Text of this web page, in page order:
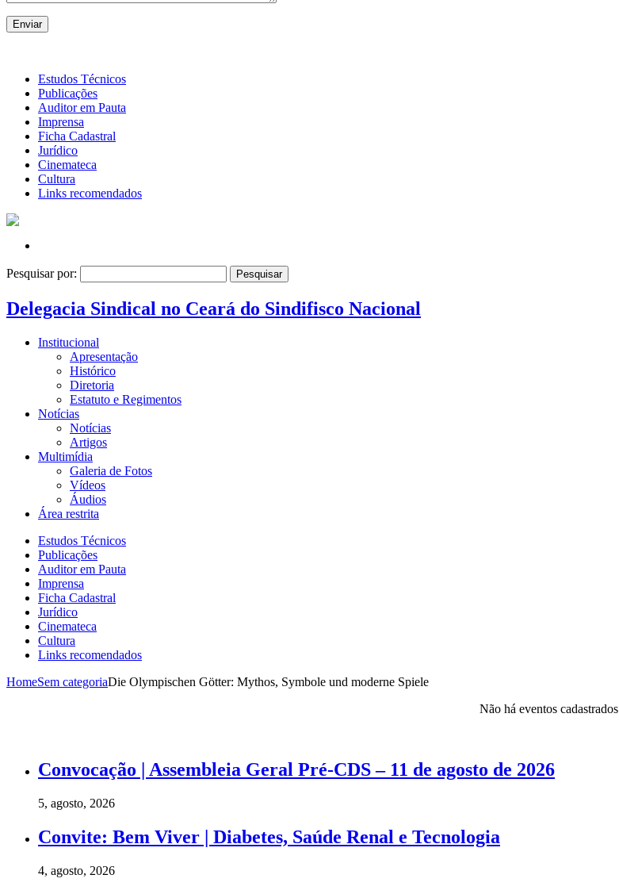
Estudos Técnicos
Publicações
Auditor em Pauta
Imprensa
Ficha Cadastral
Jurídico
Cinemateca
Cultura
Links recomendados
Pesquisar por:
Delegacia Sindical no Ceará do Sindifisco Nacional
Institucional
Apresentação
Histórico
Diretoria
Estatuto e Regimentos
Notícias
Notícias
Artigos
Multimídia
Galeria de Fotos
Vídeos
Áudios
Área restrita
Estudos Técnicos
Publicações
Auditor em Pauta
Imprensa
Ficha Cadastral
Jurídico
Cinemateca
Cultura
Links recomendados
HomeSem categoriaDie Olympischen Götter: Mythos, Symbole und moderne Spiele
Não há eventos cadastrados
Convocação | Assembleia Geral Pré-CDS – 11 de agosto de 2026
5, agosto, 2026
Convite: Bem Viver | Diabetes, Saúde Renal e Tecnologia
4, agosto, 2026